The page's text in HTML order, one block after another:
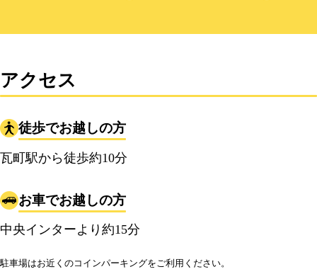
アクセス
徒歩でお越しの方
瓦町駅から徒歩約10分
お車でお越しの方
中央インターより約15分
駐車場はお近くのコインパーキングをご利用ください。